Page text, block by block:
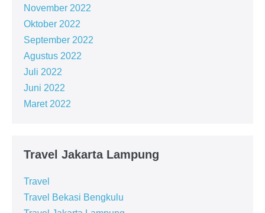
November 2022
Oktober 2022
September 2022
Agustus 2022
Juli 2022
Juni 2022
Maret 2022
Travel Jakarta Lampung
Travel
Travel Bekasi Bengkulu